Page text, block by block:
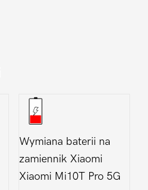
Wymiana baterii na
zamiennik Xiaomi
Xiaomi Mi10T Pro 5G